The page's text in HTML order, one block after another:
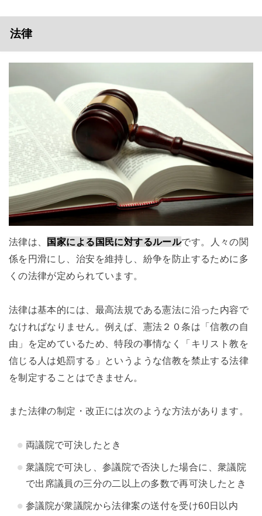
法律
法律は、 国家による国民に対するルールです。人々の関
係を円滑にし、治安を維持し、紛争を防止するために多
くの法律が定められています。
法律は基本的には、最高法規である憲法に沿った内容で
なければなりません。例えば、憲法２０条は「信教の自
由」を定めているため、特段の事情なく「キリスト教を
信じる人は処罰する」というような信教を禁止する法律
を制定することはできません。
また法律の制定・改正には次のような方法があります。
両議院で可決したとき
衆議院で可決し、参議院で否決した場合に、衆議院
で出席議員の三分の二以上の多数で再可決したとき
参議院が衆議院から法律案の送付を受け60日以内